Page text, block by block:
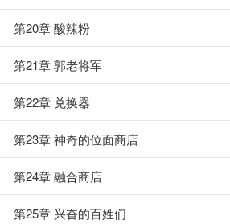
第20章 酸辣粉
第21章 郭老将军
第22章 兑换器
第23章 神奇的位面商店
第24章 融合商店
第25章 兴奋的百姓们